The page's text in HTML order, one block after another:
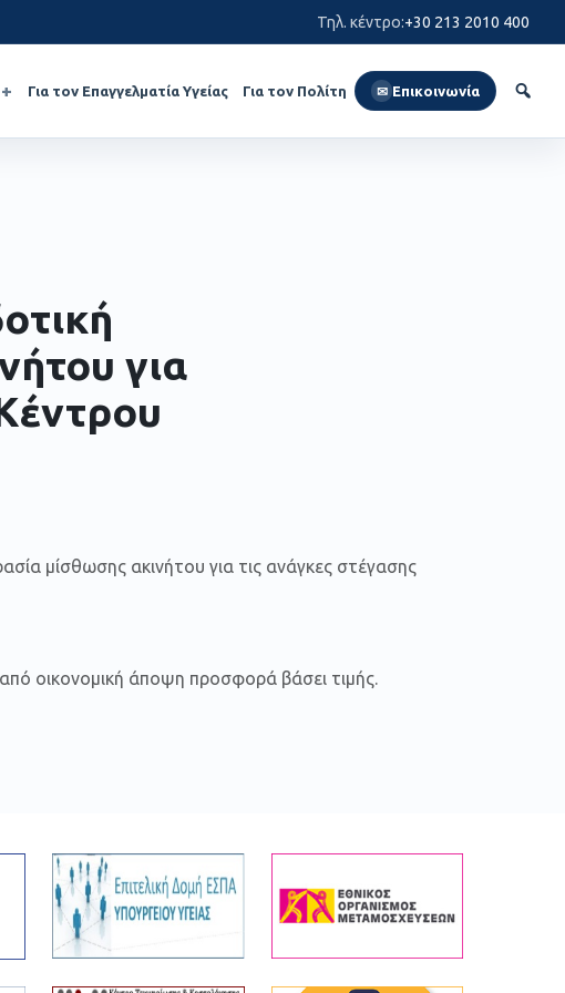
Τηλ. κέντρο:+30 213 2010 400
Για τον Επαγγελματία Υγείας Για τον Πολίτη ✉ Επικοινωνία
για
μίσθωσης ακινήτου για τις ανάγκες στέγασης
οικονομική άποψη προσφορά βάσει τιμής.